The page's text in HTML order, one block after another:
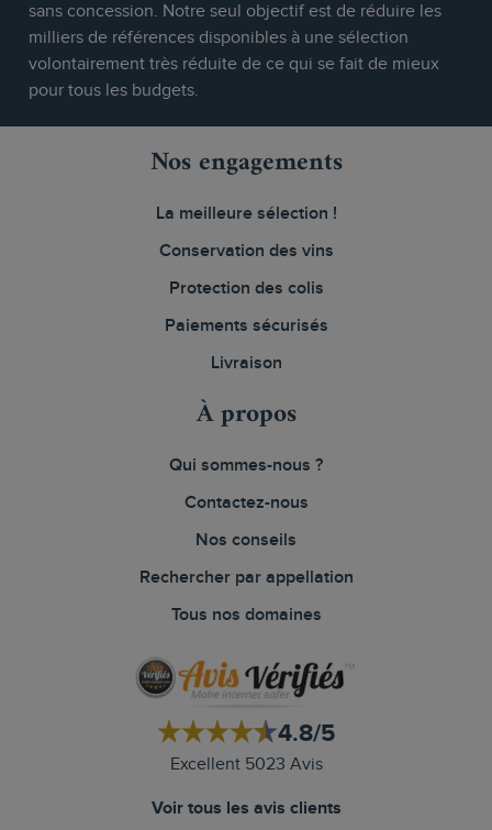
sans concession. Notre seul objectif est de réduire les
milliers de références disponibles à une sélection
volontairement très réduite de ce qui se fait de mieux
pour tous les budgets.
Nos engagements
La meilleure sélection !
Conservation des vins
Protection des colis
Paiements sécurisés
Livraison
À propos
Qui sommes-nous ?
Contactez-nous
Nos conseils
Rechercher par appellation
Tous nos domaines
4.8/5
Excellent 5023 Avis
Voir tous les avis clients